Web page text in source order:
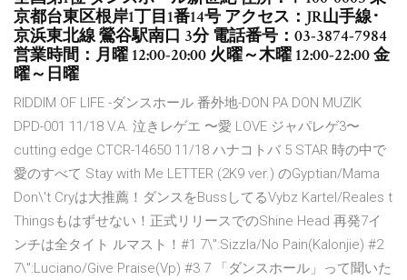
京都台東区根岸1丁目1番14号 アクセス：JR山手線･
京浜東北線 鶯谷駅南口 3分 電話番号：03-3874-7984
営業時間：月曜 12:00-20:00 火曜～木曜 12:00-22:00 金
曜～日曜
RIDDIM OF LIFE -ダンスホール 番外地-DON PA DON MUZIK
DPD-001 11/18 V.A. 泣きレゲエ 〜愛 LOVE ジャパレゲ3〜
cutting edge CTCR-14650 11/18 ハナコトバ 5 STAR 時の中で
愛のすべて Stay with Me LETTER (2K9 ver.) のGyptian/Mama
Don\'t Cryは大推薦！ダンスをBussしてるVybz Kartel/Reales t
Thingsもはずせない！正式リリースでのShine Head 再発7イ
ンチは全タイト ルマスト！#1 7\":Sizzla/No Pain(Kalonjie) #2
7\":Luciano/Give Praise(Vp) #3 7 「ダンスホール」って聞いた